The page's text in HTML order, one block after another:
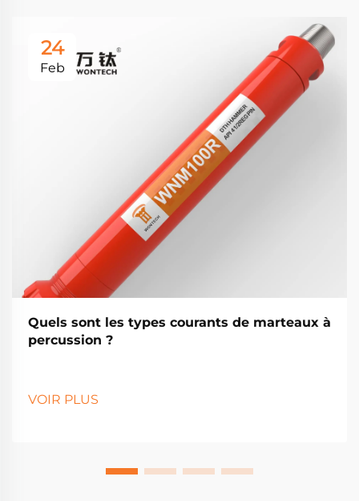
24
Feb
Quels sont les types courants de marteaux à
percussion ?
VOIR PLUS